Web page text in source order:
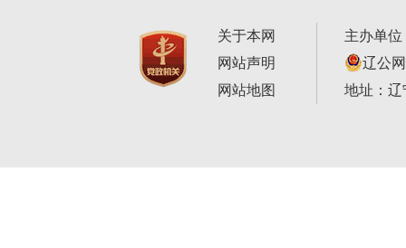
关于本网
网站声明
网站地图
主办单
辽公
地址：辽